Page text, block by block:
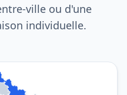
ville ou d'une
individuelle.